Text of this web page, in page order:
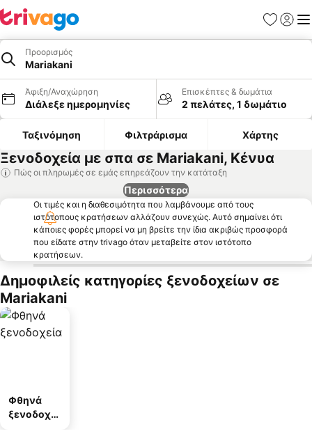
Προορισμός
Mariakani
Άφιξη/Αναχώρηση
Διάλεξε ημερομηνίες
Επισκέπτες & δωμάτια
2 πελάτες, 1 δωμάτιο
Ταξινόμηση Φιλτράρισμα Χάρτης
Ξενοδοχεία με σπα σε Mariakani, Κένυα
Πώς οι πληρωμές σε εμάς επηρεάζουν την κατάταξη
Περισσότερα
Οι τιμές και η διαθεσιμότητα που λαμβάνουμε από τους
ιστότοπους κρατήσεων αλλάζουν συνεχώς. Αυτό σημαίνει ότι
κάποιες φορές μπορεί να μη βρείτε την ίδια ακριβώς προσφορά
που είδατε στην trivago όταν μεταβείτε στον ιστότοπο
κρατήσεων.
Δημοφιλείς κατηγορίες ξενοδοχείων σε
Mariakani
Φθηνά
ξενοδοχεί